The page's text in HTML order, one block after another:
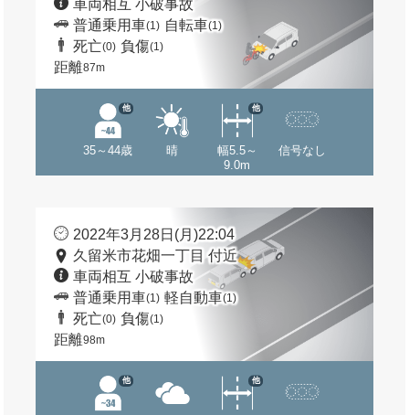
車両相互 小破事故
普通乗用車(1) 自転車(1)
死亡(0) 負傷(1)
距離87m
35～44歳
他
晴
幅5.5～
9.0m
他
信号なし
2022年3月28日(月)22:04
久留米市花畑一丁目 付近
車両相互 小破事故
普通乗用車(1) 軽自動車(1)
死亡(0) 負傷(1)
距離98m
他 他